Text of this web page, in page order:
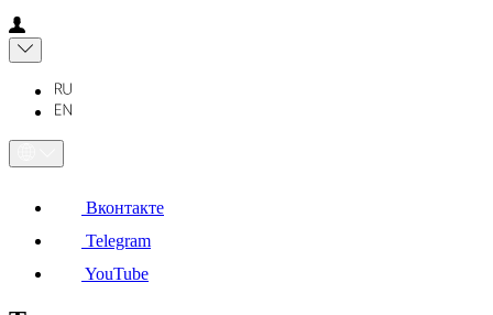
Вконтакте
Telegram
YouTube